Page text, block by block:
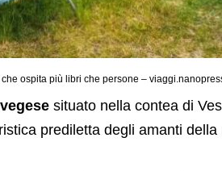
ospita più libri che persone –
situato nella contea di
prediletta degli amanti della